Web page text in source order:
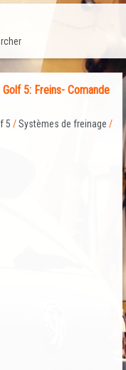
5: Freins- Comande
5 /Systèmes de freinage /